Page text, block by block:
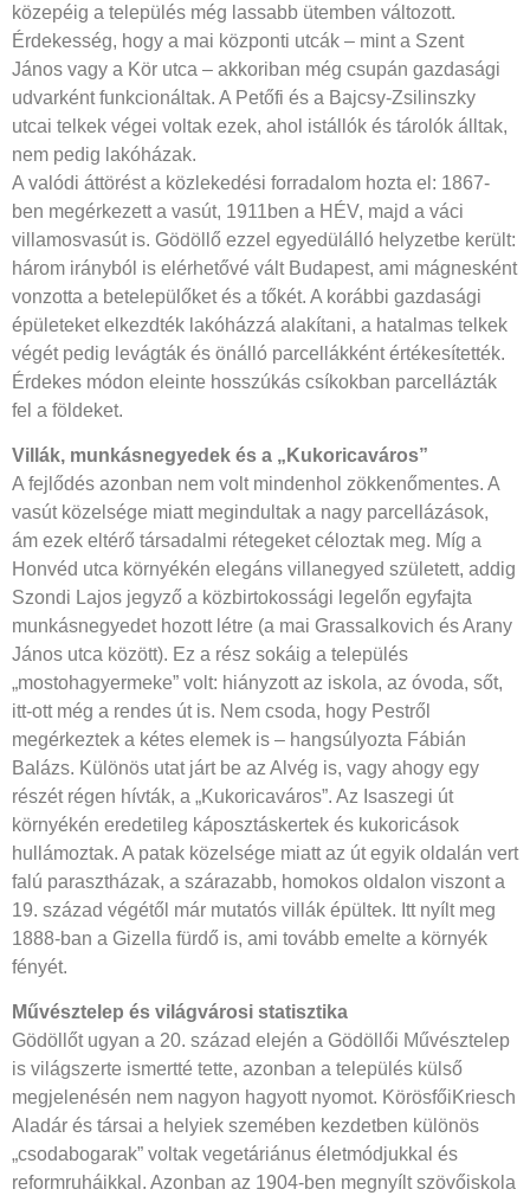
közepéig a település még lassabb ütemben változott.
Érdekesség, hogy a mai központi utcák – mint a Szent
János vagy a Kör utca – akkoriban még csupán gazdasági
udvarként funkcionáltak. A Petőfi és a Bajcsy-Zsilinszky
utcai telkek végei voltak ezek, ahol istállók és tárolók álltak,
nem pedig lakóházak.
A valódi áttörést a közlekedési forradalom hozta el: 1867-
ben megérkezett a vasút, 1911ben a HÉV, majd a váci
villamosvasút is. Gödöllő ezzel egyedülálló helyzetbe került:
három irányból is elérhetővé vált Budapest, ami mágnesként
vonzotta a betelepülőket és a tőkét. A korábbi gazdasági
épületeket elkezdték lakóházzá alakítani, a hatalmas telkek
végét pedig levágták és önálló parcellákként értékesítették.
Érdekes módon eleinte hosszúkás csíkokban parcellázták
fel a földeket.
Villák, munkásnegyedek és a „Kukoricaváros”
A fejlődés azonban nem volt mindenhol zökkenőmentes. A
vasút közelsége miatt megindultak a nagy parcellázások,
ám ezek eltérő társadalmi rétegeket céloztak meg. Míg a
Honvéd utca környékén elegáns villanegyed született, addig
Szondi Lajos jegyző a közbirtokossági legelőn egyfajta
munkásnegyedet hozott létre (a mai Grassalkovich és Arany
János utca között). Ez a rész sokáig a település
„mostohagyermeke” volt: hiányzott az iskola, az óvoda, sőt,
itt-ott még a rendes út is. Nem csoda, hogy Pestről
megérkeztek a kétes elemek is – hangsúlyozta Fábián
Balázs. Különös utat járt be az Alvég is, vagy ahogy egy
részét régen hívták, a „Kukoricaváros”. Az Isaszegi út
környékén eredetileg káposztáskertek és kukoricások
hullámoztak. A patak közelsége miatt az út egyik oldalán vert
falú parasztházak, a szárazabb, homokos oldalon viszont a
19. század végétől már mutatós villák épültek. Itt nyílt meg
1888-ban a Gizella fürdő is, ami tovább emelte a környék
fényét.
Művésztelep és világvárosi statisztika
Gödöllőt ugyan a 20. század elején a Gödöllői Művésztelep
is világszerte ismertté tette, azonban a település külső
megjelenésén nem nagyon hagyott nyomot. KörösfőiKriesch
Aladár és társai a helyiek szemében kezdetben különös
„csodabogarak” voltak vegetáriánus életmódjukkal és
reformruháikkal. Azonban az 1904-ben megnyílt szövőiskola